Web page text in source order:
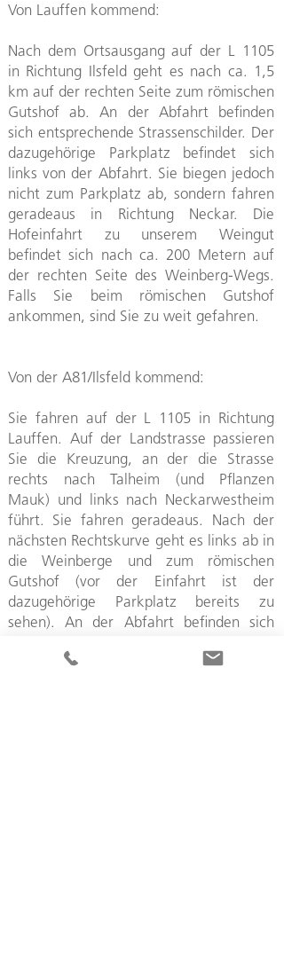
Von Lauffen kommend:
Nach dem Ortsausgang auf der L 1105
in Richtung Ilsfeld geht es nach ca. 1,5
km auf der rechten Seite zum römischen
Gutshof ab. An der Abfahrt befinden
sich entsprechende Strassenschilder. Der
dazugehörige Parkplatz befindet sich
links von der Abfahrt. Sie biegen jedoch
nicht zum Parkplatz ab, sondern fahren
geradeaus in Richtung Neckar. Die
Hofeinfahrt zu unserem Weingut
befindet sich nach ca. 200 Metern auf
der rechten Seite des Weinberg-Wegs.
Falls Sie beim römischen Gutshof
ankommen, sind Sie zu weit gefahren.
Von der A81/Ilsfeld kommend:
Sie fahren auf der L 1105 in Richtung
Lauffen. Auf der Landstrasse passieren
Sie die Kreuzung, an der die Strasse
rechts nach Talheim (und Pflanzen
Mauk) und links nach Neckarwestheim
führt. Sie fahren geradeaus. Nach der
nächsten Rechtskurve geht es links ab in
die Weinberge und zum römischen
Gutshof (vor der Einfahrt ist der
dazugehörige Parkplatz bereits zu
sehen). An der Abfahrt befinden sich
biegen Sie ab und fahren dann nicht